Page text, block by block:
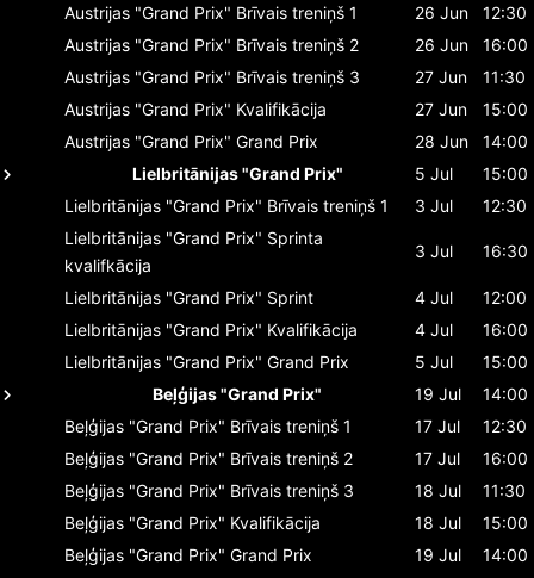
Austrijas "Grand Prix" Brīvais treniņš 1 26 Jun
12:30
Austrijas "Grand Prix" Brīvais treniņš 2 26 Jun
16:00
Austrijas "Grand Prix" Brīvais treniņš 3 27 Jun
11:30
Austrijas "Grand Prix" Kvalifikācija 27 Jun
15:00
Austrijas "Grand Prix" Grand Prix 28 Jun
14:00
Lielbritānijas "Grand Prix"
5 Jul
15:00
Lielbritānijas "Grand Prix" Brīvais treniņš 1 3 Jul
12:30
Lielbritānijas "Grand Prix" Sprinta
kvalifkācija
3 Jul 16:30
Lielbritānijas "Grand Prix" Sprint 4 Jul
12:00
Lielbritānijas "Grand Prix" Kvalifikācija 4 Jul
16:00
Lielbritānijas "Grand Prix" Grand Prix 5 Jul
15:00
Beļģijas "Grand Prix"
19 Jul
14:00
Beļģijas "Grand Prix" Brīvais treniņš 1 17 Jul
12:30
Beļģijas "Grand Prix" Brīvais treniņš 2 17 Jul
16:00
Beļģijas "Grand Prix" Brīvais treniņš 3 18 Jul
11:30
Beļģijas "Grand Prix" Kvalifikācija 18 Jul
15:00
Beļģijas "Grand Prix" Grand Prix 19 Jul
14:00